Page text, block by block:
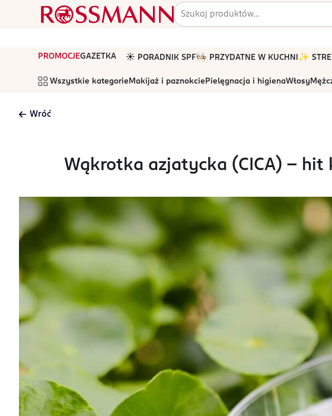
PROMOCJEGAZETKA ☀️ PORADNIK SPF🧑🏻‍🍳 PRZYDATNE W KUCHNI ✨
Wszystkie kategorie Makijaż i paznokcie Pielęgnacja i higienaWłosy
Wróć
Wąkrotka azjatycka (CICA) - hit